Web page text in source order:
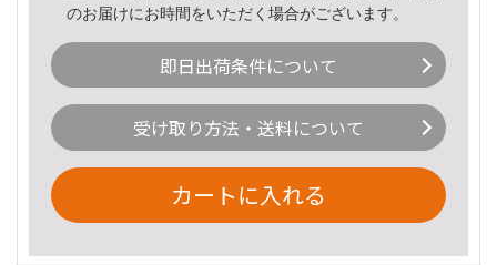
のお届けにお時間をいただく場合がございます。
即日出荷条件について
受け取り方法・送料について
カートに入れる